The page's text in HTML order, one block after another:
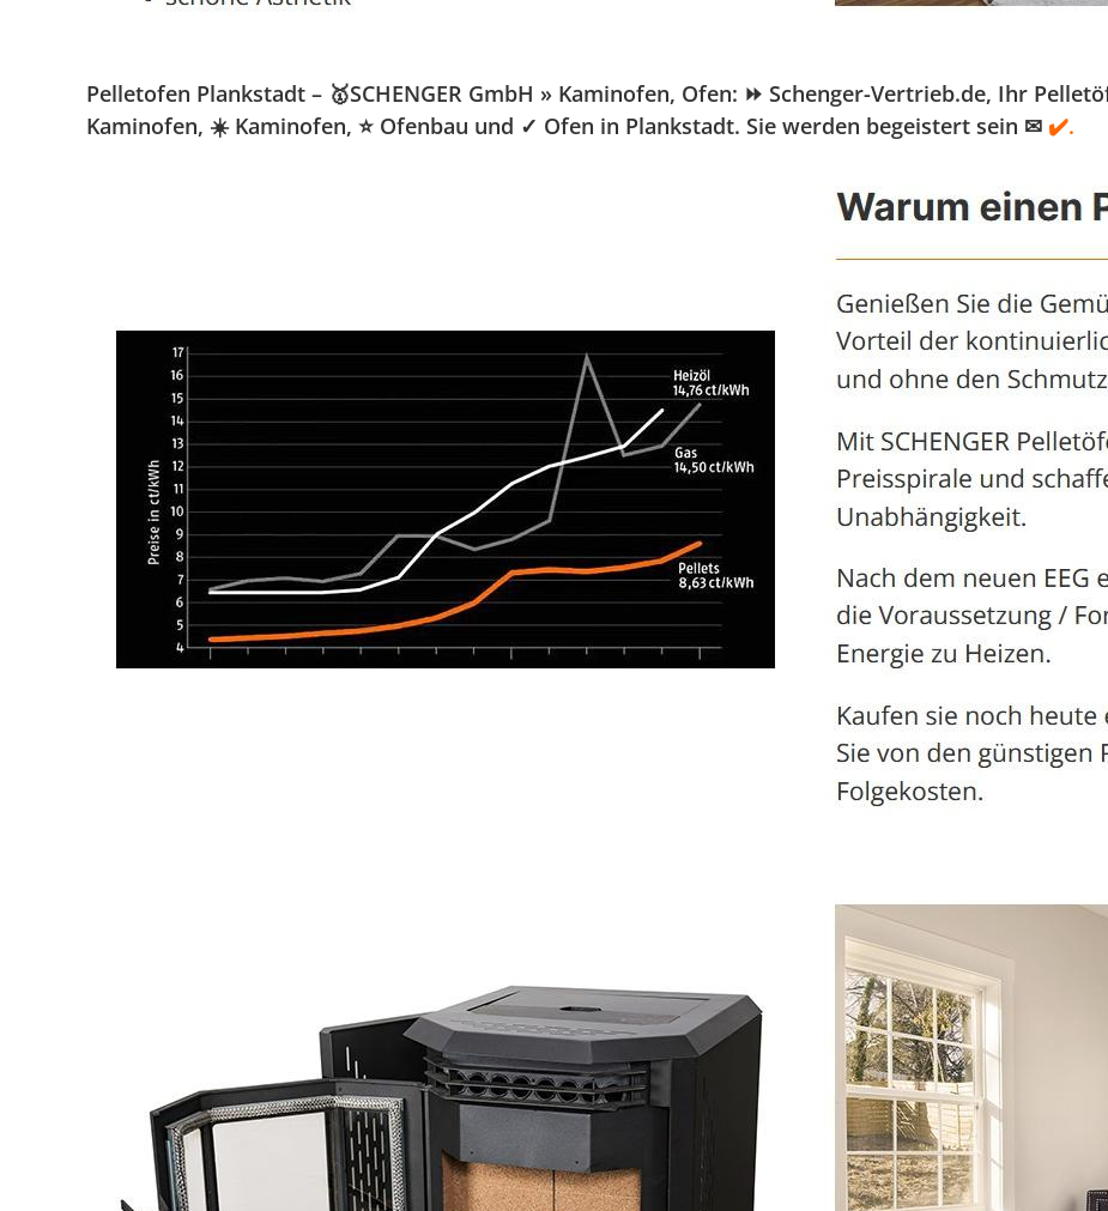
Pelletofen Plankstadt – 🥇SCHENGER GmbH » Kaminofen, Ofen: ⏩ Schenger-Vertrieb.de, Ihr
Kaminofen, ☀️ Kaminofen, ⭐ Ofenbau und ✓ Ofen in Plankstadt. Sie werden begeistert sein ✉ ✔️.